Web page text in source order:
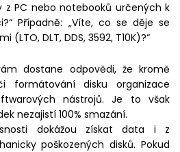
z PC nebo notebooků určených k
Případně: „Víte, co se děje se
DLT, DDS, 3592, T10K)?“
dostane odpovědi, že kromě
formátování disku organizace
nástrojů. Je to však
nezajistí 100% smazání.
dokážou získat data i z
poškozených disků. Pokud